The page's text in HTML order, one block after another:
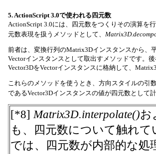
5. ActionScript 3.0で使われる四元数
ActionScript 3.0には、四元数をつくりその演算を
元数表現を扱うメソッドとして、
前者は、変換行列のMatrix3Dインスタンスから、
Vectorインスタンスとして取出すメソッドです。
Vector3DをVectorインスタンスに格納して、
これらのメソッドを使うとき、方向スタイルの引
であるVector3Dインスタンスの値が四元数として
[*8]Matrix3D.interpolate()お
も、四元数について触れ
では、四元数が内部的な